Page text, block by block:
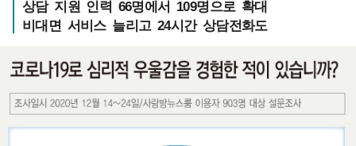
상담 지원 인력 66명에서 109명으로 확대
비대면 서비스 늘리고 24시간 상담전화도